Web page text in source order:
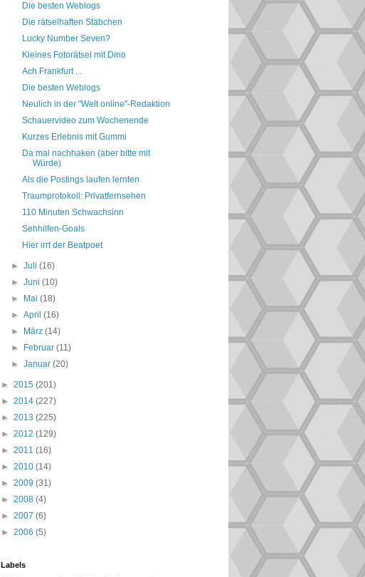
Die besten Weblogs
Die rätselhaften Stäbchen
Lucky Number Seven?
Kleines Fotorätsel mit Dino
Ach Frankfurt ...
Die besten Weblogs
Neulich in der "Welt online"-Redaktion
Schauervideo zum Wochenende
Kurzes Erlebnis mit Gummi
Da mal nachhaken (aber bitte mit
Würde)
Als die Postings laufen lernten
Traumprotokoll: Privatfernsehen
110 Minuten Schwachsinn
Sehhilfen-Goals
Hier irrt der Beatpoet
►Juli(16)
►Juni(10)
►
Mai(18)
►April(16)
►
März(14)
►
Februar(11)
►Januar(20)
► 2015 (201)
► 2014 (227)
► 2013 (225)
► 2012 (129)
► 2011 (16)
► 2010 (14)
► 2009 (31)
► 2008 (4)
► 2007 (6)
► 2006 (5)
Labels